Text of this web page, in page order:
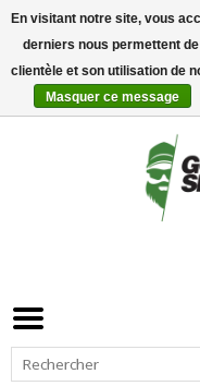
En visitant notre site, vous
derniers nous permettent
clientèle et son utilisation de
Masquer ce message